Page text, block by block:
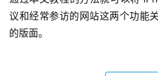
议和经常参访的网站这两个功能
的版面。